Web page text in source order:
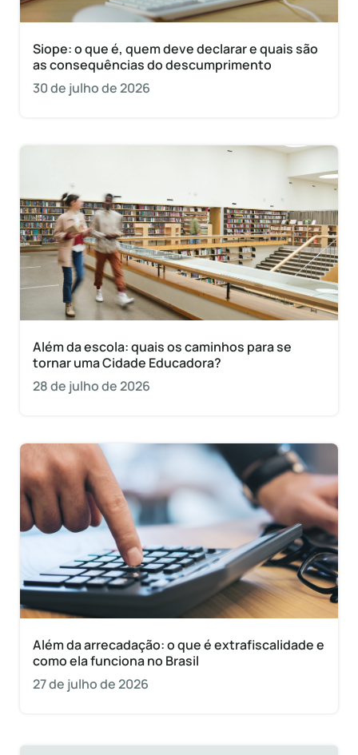
Siope: o que é, quem deve declarar e quais são
as consequências do descumprimento
30 de julho de 2026
Além da escola: quais os caminhos para se
tornar uma Cidade Educadora?
28 de julho de 2026
Além da arrecadação: o que é extrafiscalidade e
como ela funciona no Brasil
27 de julho de 2026